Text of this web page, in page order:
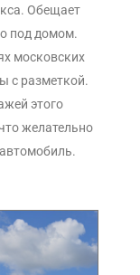
Обещает
под домом.
московских
с разметкой.
этого
желательно